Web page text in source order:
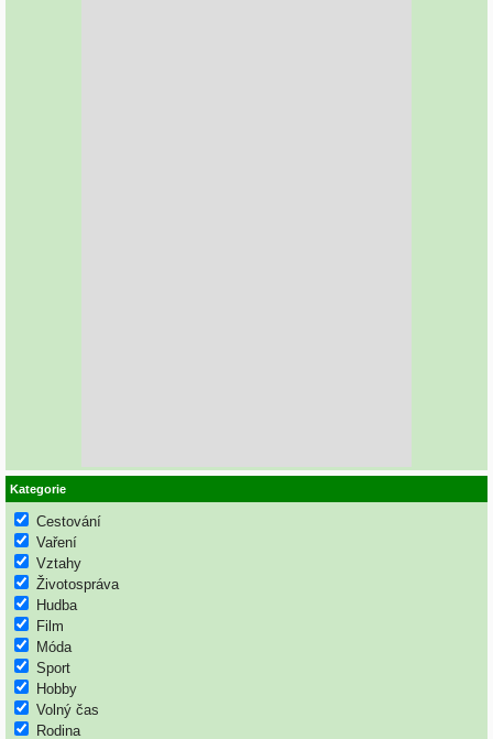
Kategorie
Cestování
Vaření
Vztahy
Životospráva
Hudba
Film
Móda
Sport
Hobby
Volný čas
Rodina